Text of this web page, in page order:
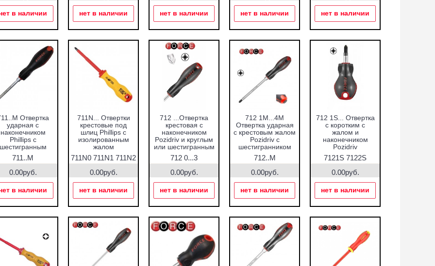
в наличии нет в наличии нет в наличии нет в наличии нет в наличии
Отвертка
ударная с
наконечником
Phillips с
под ключ.
711..M
0.00руб.
в наличии
711N... Отвертки
крестовые под
шлиц Phillips с
изолированным
жалом
711N0 711N1 711N2
711N3
0.00руб.
нет в наличии
712 ...Отвертка
крестовая с
наконечником
Pozidriv и круглым
или шестигранным
жалом под ключ.
712 0...3
0.00руб.
нет в наличии
712 1M...4M
Отвертка ударная
с крестовым жалом
Pozidriv с
шестигранником
под ключ
712..M
0.00руб.
нет в наличии
712 1S... Отвертка
с коротким с
жалом и
наконечником
Pozidriv
7121S 7122S
0.00руб.
нет в наличии